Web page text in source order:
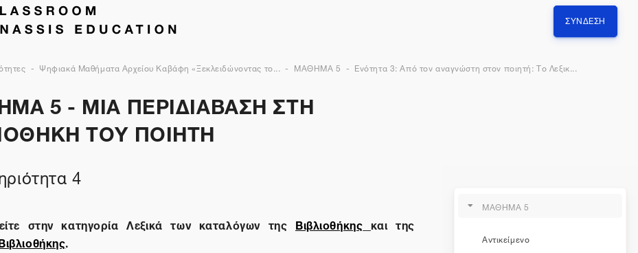
ΣΎΝΔΕΣΗ
Ψηφιακά Μαθήματα Αρχείου Καβάφη «Ξεκλειδώνοντας το... ΜΑΘΗΜΑ 5 Ενότητα 3: Από τον αναγνώστη στον ποιητή: Το Λεξικ...
5 - ΜΙΑ ΠΕΡΙΔΙΑΒΑΣΗ ΣΤΗ
ΤΟΥ ΠΟΙΗΤΗ
4
στην κατηγορία Λεξικά των καταλόγων της Βιβλιοθήκης και της
.
ΜΑΘΗΜΑ 5
Αντικείμενο